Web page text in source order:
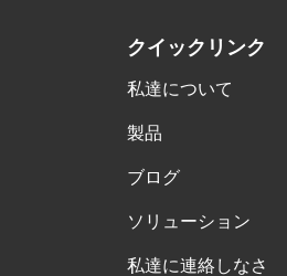
クイックリンク
私達について
製品
ブログ
ソリューション
私達に連絡しなさ